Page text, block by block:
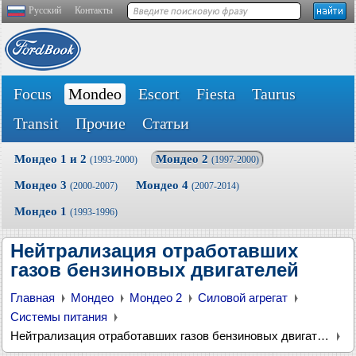
Русский Контакты
Focus Mondeo Escort Fiesta
Taurus
Transit
Прочие Статьи
Мондео 1 и 2 (1993-2000) Мондео 2 (1997-2000)
Мондео 3 (2000-2007) Мондео 4 (2007-2014)
Мондео 1 (1993-1996)
Нейтрализация отработавших
газов бензиновых двигателей
Главная Мондео Мондео 2
Силовой агрегат
Системы питания
Нейтрализация отработавших газов бензиновых двигателей